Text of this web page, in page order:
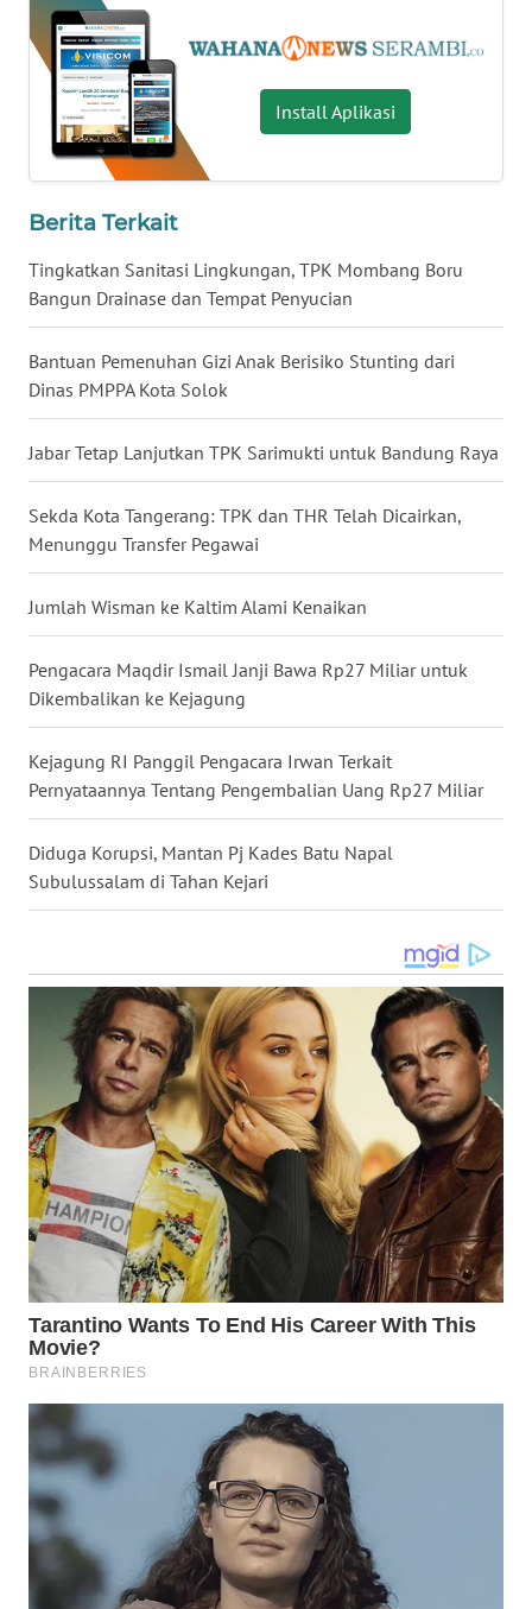
Install Aplikasi
Berita Terkait
Tingkatkan Sanitasi Lingkungan, TPK Mombang Boru
Bangun Drainase dan Tempat Penyucian
Bantuan Pemenuhan Gizi Anak Berisiko Stunting dari
Dinas PMPPA Kota Solok
Jabar Tetap Lanjutkan TPK Sarimukti untuk Bandung Raya
Sekda Kota Tangerang: TPK dan THR Telah Dicairkan,
Menunggu Transfer Pegawai
Jumlah Wisman ke Kaltim Alami Kenaikan
Pengacara Maqdir Ismail Janji Bawa Rp27 Miliar untuk
Dikembalikan ke Kejagung
Kejagung RI Panggil Pengacara Irwan Terkait
Pernyataannya Tentang Pengembalian Uang Rp27 Miliar
Diduga Korupsi, Mantan Pj Kades Batu Napal
Subulussalam di Tahan Kejari
KALBAR
WN
KALTENG
WN
WN
KALSEL
WN
KALTIM
WN
GORONTALO
WN
SULUT
WN
MALUKU
WN
MALUT
WN
DAIRI
WN
DANAU
TOBA
WN
NIAS
LANGKAT
SELATAN
WN
LESUNG
KARO
WN
SIMALUNGUN